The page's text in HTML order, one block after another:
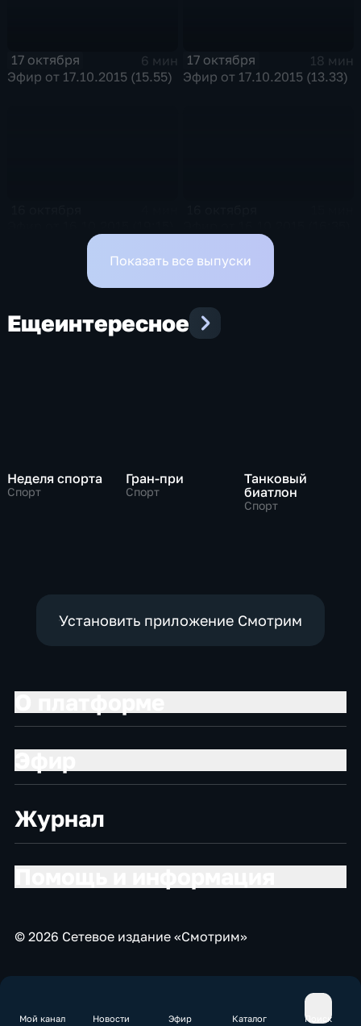
Мой канал Новости Эфир Каталог Поиск
17 октября
6 мин
Эфир от 17.10.2015 (15.55)
17 октября
18 мин
Эфир от 17.10.2015 (13.33)
Показать все выпуски
Ещеинтересное
Неделя спорта
Спорт
Гран-при
Спорт
Танковый
биатлон
Спорт
Установить приложение Смотрим
Журнал
© 2026 Сетевое издание «Смотрим»